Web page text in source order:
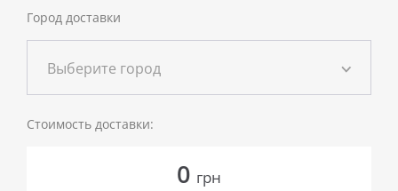
Город доставки
Выберите город
Стоимость доставки:
0 грн